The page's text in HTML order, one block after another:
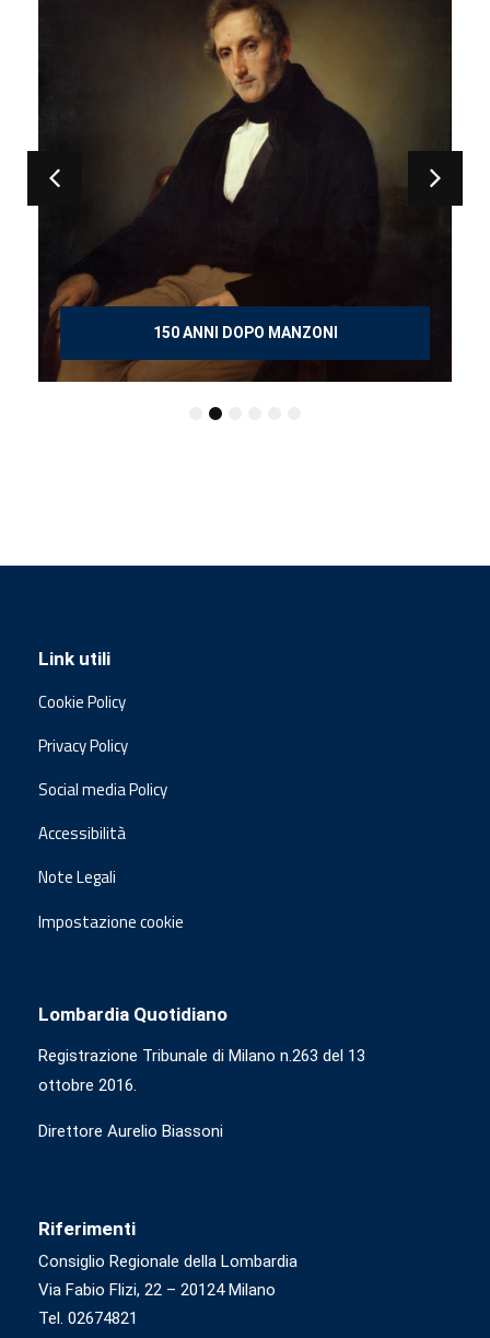
150 ANNI DOPO MANZONI
Link utili
Cookie Policy
Privacy Policy
Social media Policy
Accessibilità
Note Legali
Impostazione cookie
Lombardia Quotidiano
Registrazione Tribunale di Milano n.263 del 13
ottobre 2016.
Direttore Aurelio Biassoni
Riferimenti
Consiglio Regionale della Lombardia
Via Fabio Flizi, 22 – 20124 Milano
Tel. 02674821